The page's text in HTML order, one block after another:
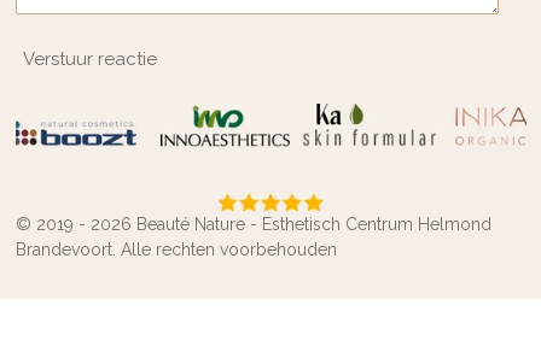
Verstuur reactie
© 2019 - 2026 Beauté Nature - Esthetisch Centrum Helmond
Brandevoort. Alle rechten voorbehouden